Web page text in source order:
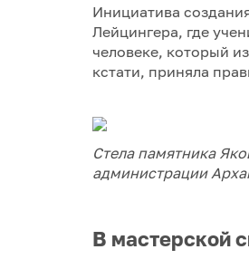
Инициатива
Лейцингера, где
человеке, который
кстати, приняла
Стела памятника
администрации
В мастерской